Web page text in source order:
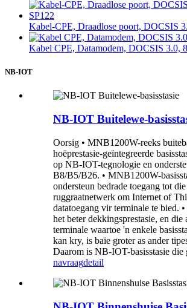
Kabel-CPE, Draadlose poort, DOCSIS
Kabel CPE, Datamodem, DOCSIS 3.0,
NB-IOT
NB-IOT Buitelewe-
Oorsig • MNB1200W-reeks
hoëprestasie-geïntegreerde
op NB-IOT-tegnologie en
B8/B5/B26. • MNB1200W-
ondersteun bedrade toegang tot die
ruggraatnetwerk om Internet of
datatoegang vir terminale te bied.
het beter dekkingsprestasie, en die
terminale waartoe 'n enkele
kan kry, is baie groter as ander
Daarom is NB-IOT-basisstasie die
navraagdetail